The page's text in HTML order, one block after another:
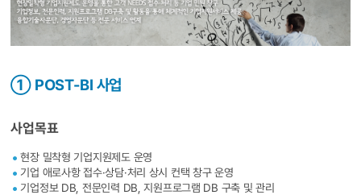
① POST-BI 사업
사업목표
현장 밀착형 기업지원제도 운영
기업 애로사항 접수·상담·처리 상시 컨택 창구 운영
기업정보 DB, 전문인력 DB, 지원프로그램 DB 구축 및 관리